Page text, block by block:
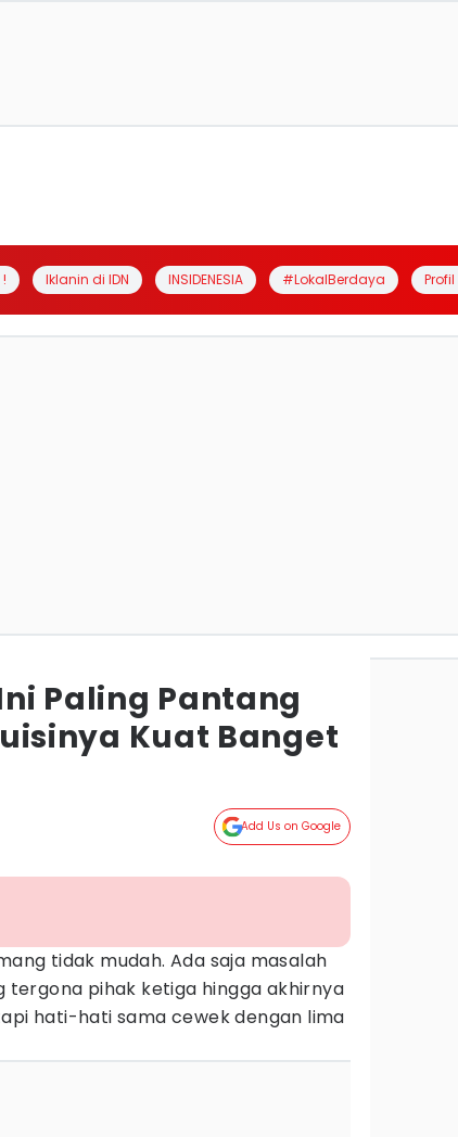
Iklanin di IDN INSIDENESIA #LokalBerdaya
Paling Pantang
Kuat Banget
Add Us on Google
tidak mudah. Ada saja masalah
tergona pihak ketiga hingga akhirnya
hati-hati sama cewek dengan lima